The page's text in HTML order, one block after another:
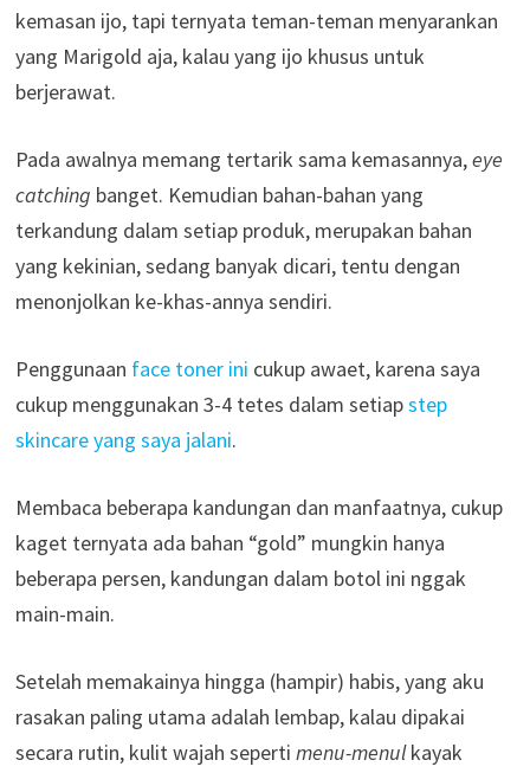
kemasan ijo, tapi ternyata teman-teman menyarankan
yang Marigold aja, kalau yang ijo khusus untuk
berjerawat.
Pada awalnya memang tertarik sama kemasannya,eye
catching banget. Kemudian bahan-bahan yang
terkandung dalam setiap produk, merupakan bahan
yang kekinian, sedang banyak dicari, tentu dengan
menonjolkan ke-khas-annya sendiri.
Penggunaan face toner ini cukup awaet, karena saya
cukup menggunakan 3-4 tetes dalam setiapstep
skincare yang saya jalani.
Membaca beberapa kandungan dan manfaatnya, cukup
kaget ternyata ada bahan “gold” mungkin hanya
beberapa persen, kandungan dalam botol ini nggak
main-main.
Setelah memakainya hingga (hampir) habis, yang aku
rasakan paling utama adalah lembap, kalau dipakai
secara rutin, kulit wajah seperti menu-menulkayak